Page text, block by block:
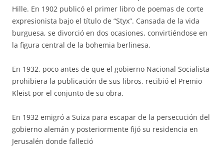
Hille. En 1902 publicó el primer libro de poemas de corte
expresionista bajo el título de “Styx”. Cansada de la vida
burguesa, se divorció en dos ocasiones, convirtiéndose en
la figura central de la bohemia berlinesa.
En 1932, poco antes de que el gobierno Nacional Socialista
prohibiera la publicación de sus libros, recibió el Premio
Kleist por el conjunto de su obra.
En 1932 emigró a Suiza para escapar de la persecución del
gobierno alemán y posteriormente fijó su residencia en
Jerusalén donde falleció